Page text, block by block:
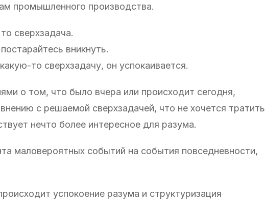
промышленного производства.
сверхзадача.
вникнуть.
то сверхзадачу, он успокаивается.
о том, что было вчера или происходит сегодня,
с решаемой сверхзадачей, что не хочется тратить
нечто более интересное для разума.
маловероятных событий на события повседневности,
успокоение разума и структуризация